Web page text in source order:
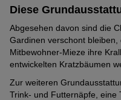
Diese
Abgesehen davon sind die
Gardinen verschont
Mitbewohner-Mieze ihre
entwickelten Kratzbäumen
Zur weiteren
Trink- und Futternäpfe, eine